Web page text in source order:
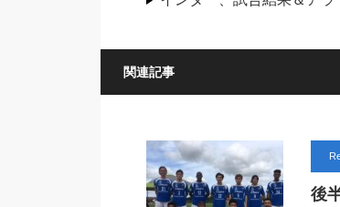
関連記事
後